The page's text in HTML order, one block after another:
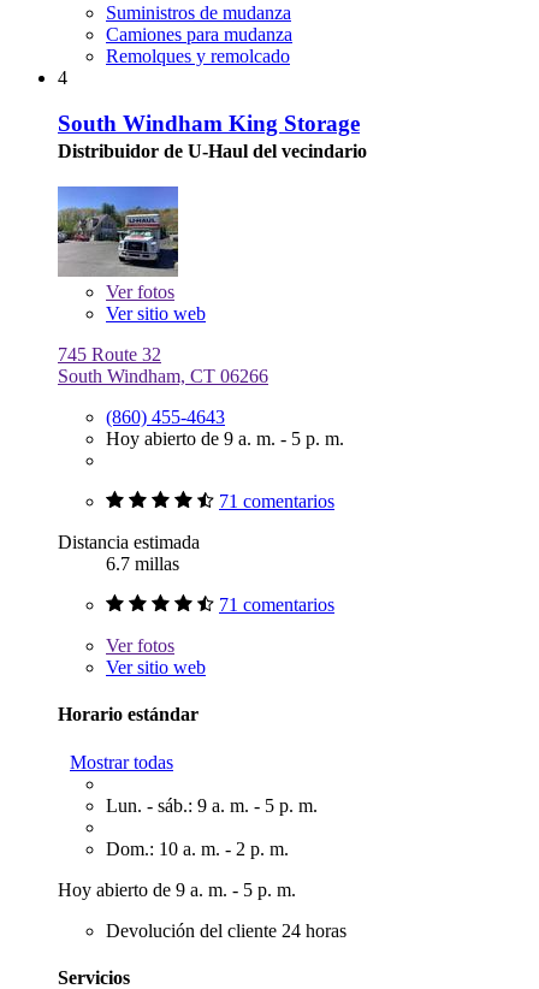
Suministros de mudanza
Camiones para mudanza
Remolques y remolcado
4
South Windham King Storage
Distribuidor de U-Haul del vecindario
Verfotos
Ver sitio web
745 Route 32
South Windham, CT 06266
(860) 455-4643
Hoy abierto de 9 a. m. - 5 p. m.
71 comentarios
Distancia estimada
6.7 millas
71 comentarios
Verfotos
Ver sitio web
Horario estándar
Mostrar todas
Lun. - sáb.: 9 a. m. - 5 p. m.
Dom.: 10 a. m. - 2 p. m.
Hoy abierto de 9 a. m. - 5 p. m.
Devolución del cliente 24 horas
Servicios